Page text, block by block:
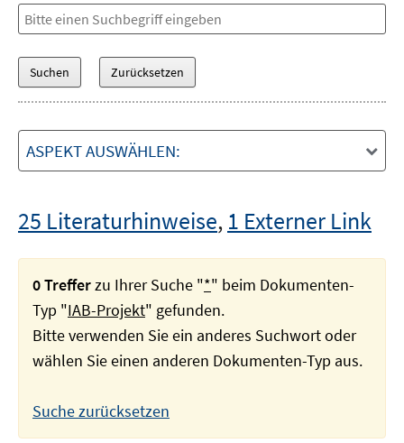
ASPEKT AUSWÄHLEN:
25 Literaturhinweise, 1 Externer Link
0 Trefferzu Ihrer Suche "*" beim Dokumenten-
Typ "IAB-Projekt" gefunden.
Bitte verwenden Sie ein anderes Suchwort oder
wählen Sie einen anderen Dokumenten-Typ aus.
Suche zurücksetzen